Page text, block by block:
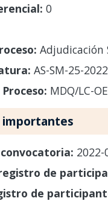
0
Adjudicación
AS-SM-25-
MDQ/LC-
importantes
2022-
de
de